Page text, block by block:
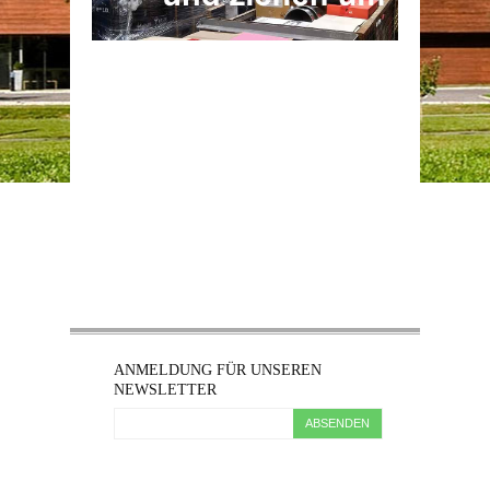
ANMELDUNG FÜR UNSEREN
NEWSLETTER
ABSENDEN